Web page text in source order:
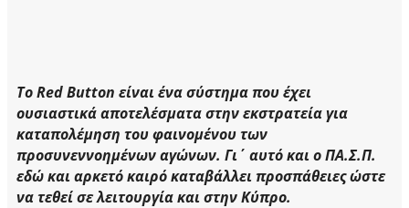
Το Red Button είναι ένα σύστημα που έχει
ουσιαστικά αποτελέσματα στην εκστρατεία για
καταπολέμηση του φαινομένου των
προσυνεννοημένων αγώνων. Γι΄ αυτό και ο ΠΑ.Σ.Π.
εδώ και αρκετό καιρό καταβάλλει προσπάθειες ώστε
να τεθεί σε λειτουργία και στην Κύπρο.